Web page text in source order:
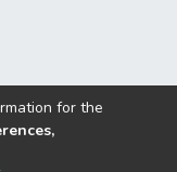
for the